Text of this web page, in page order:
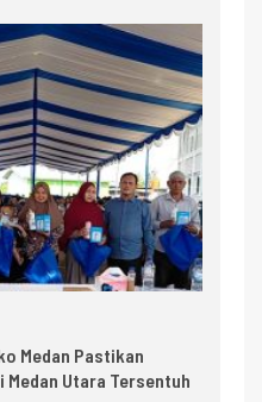
Medan Pastikan
Utara Tersentuh